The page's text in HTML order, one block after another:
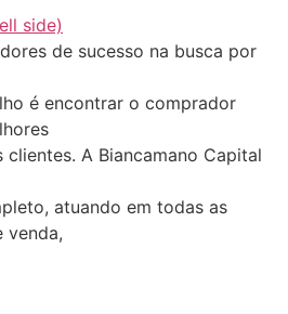
side)
de sucesso na busca por
é encontrar o comprador
A Biancamano Capital
atuando em todas as
venda,